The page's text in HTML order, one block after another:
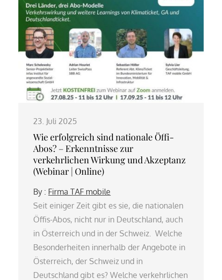
23. Juli 2025
Wie erfolgreich sind nationale Öffi-
Abos? – Erkenntnisse zur
verkehrlichen Wirkung und Akzeptanz
(Webinar | Online)
By : Firma TAF mobile
Seit einiger Zeit gibt es sie, die nationalen
Öffis-Abos, nicht nur in Deutschland, auch
in Österreich und in der Schweiz. Welche
Besonderheiten innerhalb der Angebote in
Österreich, der Schweiz und in
Deutschland gibt es? Welche verkehrlichen